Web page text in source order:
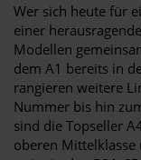
Wer sich heute für
einer
Modellen
dem A1 bereits in
rangieren weitere
Nummer bis hin
sind die Topseller
oberen Mittelklasse